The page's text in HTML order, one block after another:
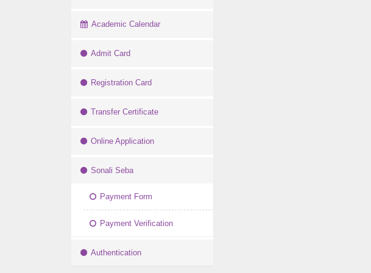
Academic Calendar
Admit Card
Registration Card
Transfer Certificate
Online Application
Sonali Seba
Payment Form
Payment Verification
Authentication